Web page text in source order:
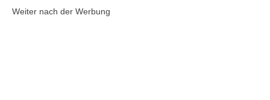
Weiter nach der Werbung